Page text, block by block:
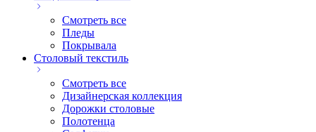
Смотреть все
Пледы
Покрывала
Столовый текстиль
Смотреть все
Дизайнерская коллекция
Дорожки столовые
Полотенца